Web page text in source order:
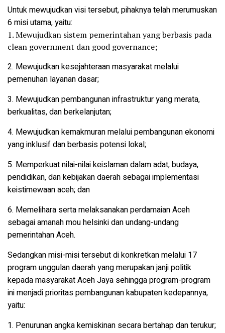
Untuk mewujudkan visi tersebut, pihaknya telah merumuskan
6 misi utama, yaitu:
1. Mewujudkan sistem pemerintahan yang berbasis pada
clean government dan good governance;
2. Mewujudkan kesejahteraan masyarakat melalui
pemenuhan layanan dasar;
3. Mewujudkan pembangunan infrastruktur yang merata,
berkualitas, dan berkelanjutan;
4. Mewujudkan kemakmuran melalui pembangunan ekonomi
yang inklusif dan berbasis potensi lokal;
5. Memperkuat nilai-nilai keislaman dalam adat, budaya,
pendidikan, dan kebijakan daerah sebagai implementasi
keistimewaan aceh; dan
6. Memelihara serta melaksanakan perdamaian Aceh
sebagai amanah mou helsinki dan undang-undang
pemerintahan Aceh.
Sedangkan misi-misi tersebut di konkretkan melalui 17
program unggulan daerah yang merupakan janji politik
kepada masyarakat Aceh Jaya sehingga program-program
ini menjadi prioritas pembangunan kabupaten kedepannya,
yaitu:
1. Penurunan angka kemiskinan secara bertahap dan terukur;